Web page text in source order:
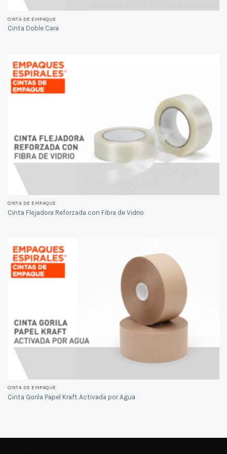
CINTA DE EMPAQUE
Cinta Doble Cara
CINTA DE EMPAQUE
Cinta Flejadora Reforzada con Fibra de Vidrio
CINTA DE EMPAQUE
Cinta Gorila Papel Kraft Activada por Agua